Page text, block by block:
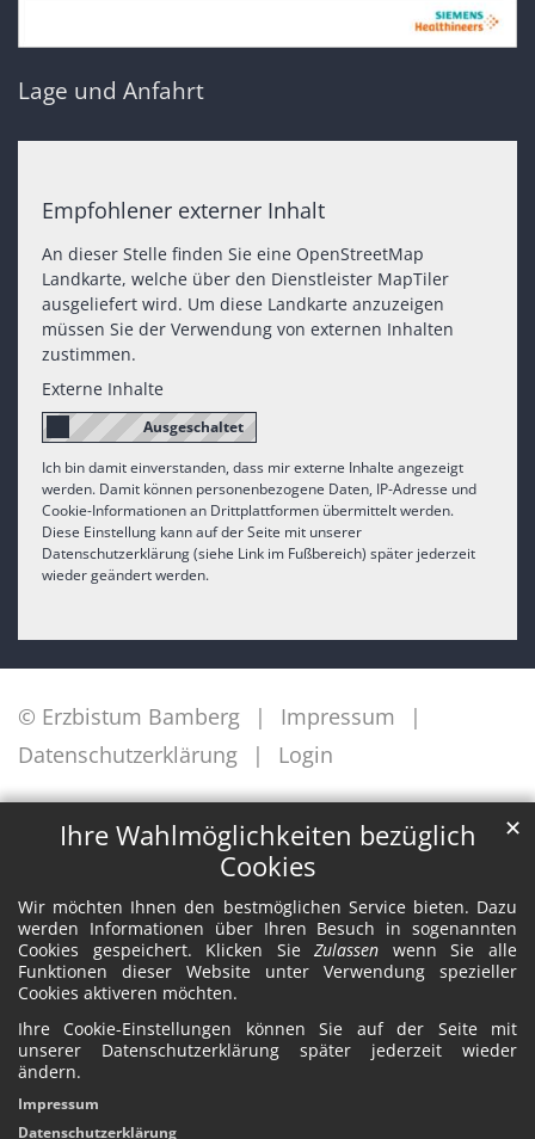
Ihre Wahlmöglichkeiten bezüglich
Cookies
Wir möchten Ihnen den bestmöglichen Service bieten. Dazu
werden Informationen über Ihren Besuch in sogenannten
Cookies gespeichert. Klicken SieZulassen wenn Sie alle
Funktionen dieser Website unter Verwendung spezieller
Cookies aktiveren möchten.
Ihre Cookie-Einstellungen können Sie auf der Seite mit
unserer Datenschutzerklärung später jederzeit wieder
ändern.
✕
Impressum
Datenschutzerklärung
Lage und Anfahrt
Empfohlener externer Inhalt
An dieser Stelle finden Sie eine OpenStreetMap
Landkarte, welche über den Dienstleister MapTiler
ausgeliefert wird. Um diese Landkarte anzuzeigen
müssen Sie der Verwendung von externen Inhalten
zustimmen.
Externe Inhalte
Ich bin damit einverstanden, dass mir externe Inhalte angezeigt
werden. Damit können personenbezogene Daten, IP-Adresse und
Cookie-Informationen an Drittplattformen übermittelt werden.
Diese Einstellung kann auf der Seite mit unserer
Datenschutzerklärung (siehe Link im Fußbereich) später jederzeit
wieder geändert werden.
© Erzbistum Bamberg
Impressum
Datenschutzerklärung
Login